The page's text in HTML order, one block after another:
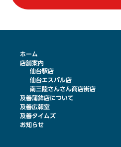
ホーム
店舗案内
仙台駅店
仙台エスパル店
南三陸さんさん商店街店
及善蒲鉾店について
及善広報室
及善タイムズ
お知らせ